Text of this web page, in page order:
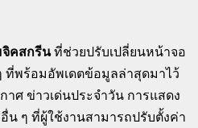
จิคสกรีนที่ช่วยปรับเปลี่ยนหน้าจอ
ที่พร้อมอัพเดตข้อมูลล่าสุดมาไว้
ศ ข่าวเด่นประจำวัน การแสดง
น ๆ ที่ผู้ใช้งานสามารถปรับตั้งค่า